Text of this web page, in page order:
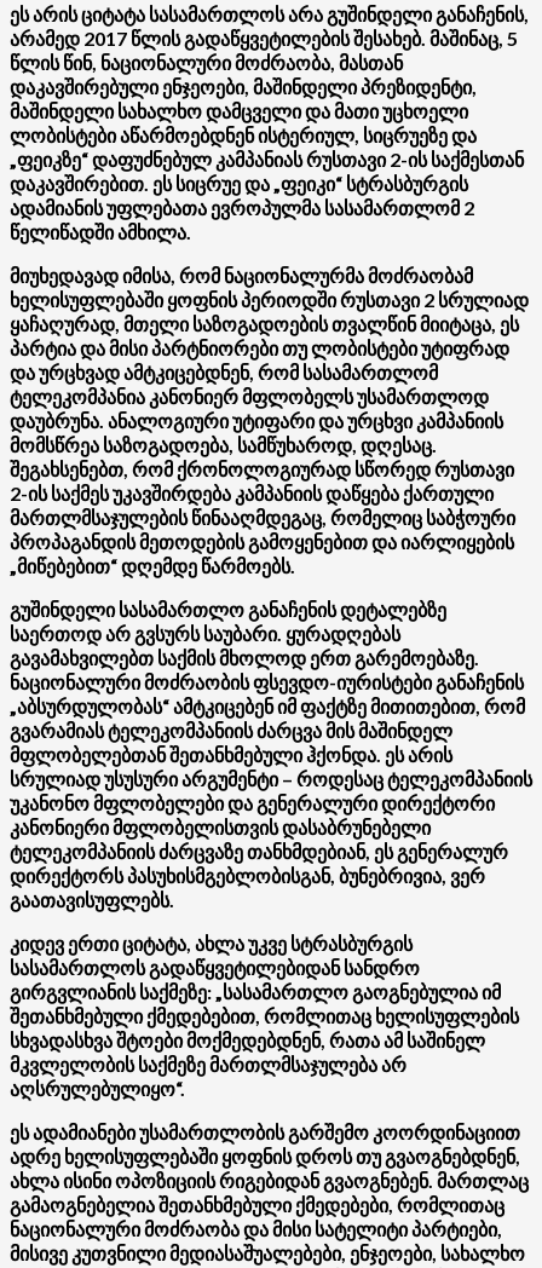
ეს არის ციტატა სასამართლოს არა გუშინდელი განაჩენის,
არამედ 2017 წლის გადაწყვეტილების შესახებ. მაშინაც, 5
წლის წინ, ნაციონალური მოძრაობა, მასთან
დაკავშირებული ენჯეოები, მაშინდელი პრეზიდენტი,
მაშინდელი სახალხო დამცველი და მათი უცხოელი
ლობისტები აწარმოებდნენ ისტერიულ, სიცრუეზე და
„ფეიკზე“ დაფუძნებულ კამპანიას რუსთავი 2-ის საქმესთან
დაკავშირებით. ეს სიცრუე და „ფეიკი“ სტრასბურგის
ადამიანის უფლებათა ევროპულმა სასამართლომ 2
წელიწადში ამხილა.
მიუხედავად იმისა, რომ ნაციონალურმა მოძრაობამ
ხელისუფლებაში ყოფნის პერიოდში რუსთავი 2 სრულიად
ყაჩაღურად, მთელი საზოგადოების თვალწინ მიიტაცა, ეს
პარტია და მისი პარტნიორები თუ ლობისტები უტიფრად
და ურცხვად ამტკიცებდნენ, რომ სასამართლომ
ტელეკომპანია კანონიერ მფლობელს უსამართლოდ
დაუბრუნა. ანალოგიური უტიფარი და ურცხვი კამპანიის
მომსწრეა საზოგადოება, სამწუხაროდ, დღესაც.
შეგახსენებთ, რომ ქრონოლოგიურად სწორედ რუსთავი
2-ის საქმეს უკავშირდება კამპანიის დაწყება ქართული
მართლმსაჯულების წინააღმდეგაც, რომელიც საბჭოური
პროპაგანდის მეთოდების გამოყენებით და იარლიყების
„მიწებებით“ დღემდე წარმოებს.
გუშინდელი სასამართლო განაჩენის დეტალებზე
საერთოდ არ გვსურს საუბარი. ყურადღებას
გავამახვილებთ საქმის მხოლოდ ერთ გარემოებაზე.
ნაციონალური მოძრაობის ფსევდო-იურისტები განაჩენის
„აბსურდულობას“ ამტკიცებენ იმ ფაქტზე მითითებით, რომ
გვარამიას ტელეკომპანიის ძარცვა მის მაშინდელ
მფლობელებთან შეთანხმებული ჰქონდა. ეს არის
სრულიად უსუსური არგუმენტი – როდესაც ტელეკომპანიის
უკანონო მფლობელები და გენერალური დირექტორი
კანონიერი მფლობელისთვის დასაბრუნებელი
ტელეკომპანიის ძარცვაზე თანხმდებიან, ეს გენერალურ
დირექტორს პასუხისმგებლობისგან, ბუნებრივია, ვერ
გაათავისუფლებს.
კიდევ ერთი ციტატა, ახლა უკვე სტრასბურგის
სასამართლოს გადაწყვეტილებიდან სანდრო
გირგვლიანის საქმეზე: „სასამართლო გაოგნებულია იმ
შეთანხმებული ქმედებებით, რომლითაც ხელისუფლების
სხვადასხვა შტოები მოქმედებდნენ, რათა ამ საშინელ
მკვლელობის საქმეზე მართლმსაჯულება არ
აღსრულებულიყო“.
ეს ადამიანები უსამართლობის გარშემო კოორდინაციით
ადრე ხელისუფლებაში ყოფნის დროს თუ გვაოგნებდნენ,
ახლა ისინი ოპოზიციის რიგებიდან გვაოგნებენ. მართლაც
გამაოგნებელია შეთანხმებული ქმედებები, რომლითაც
ნაციონალური მოძრაობა და მისი სატელიტი პარტიები,
მისივე კუთვნილი მედიასაშუალებები, ენჯეოები, სახალხო